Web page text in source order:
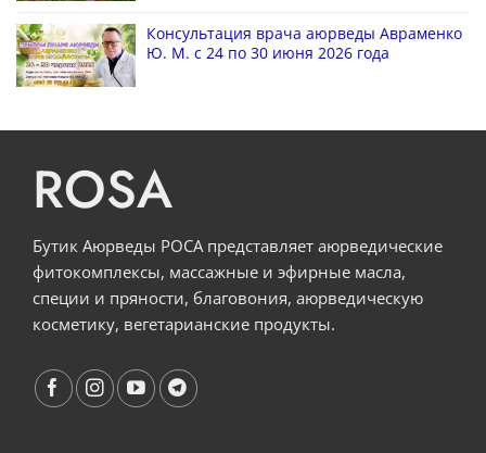
Консультация врача аюрведы Авраменко
Ю. М. с 24 по 30 июня 2026 года
ROSA
Бутик Аюрведы РОСА представляет аюрведические
фитокомплексы, массажные и эфирные масла,
специи и пряности, благовония, аюрведическую
косметику, вегетарианские продукты.